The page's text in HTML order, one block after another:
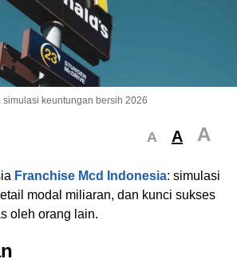
simulasi keuntungan bersih 2026
A A A
Franchise Mcd Indonesia: simulasi
modal miliaran, dan kunci sukses
oleh orang lain.